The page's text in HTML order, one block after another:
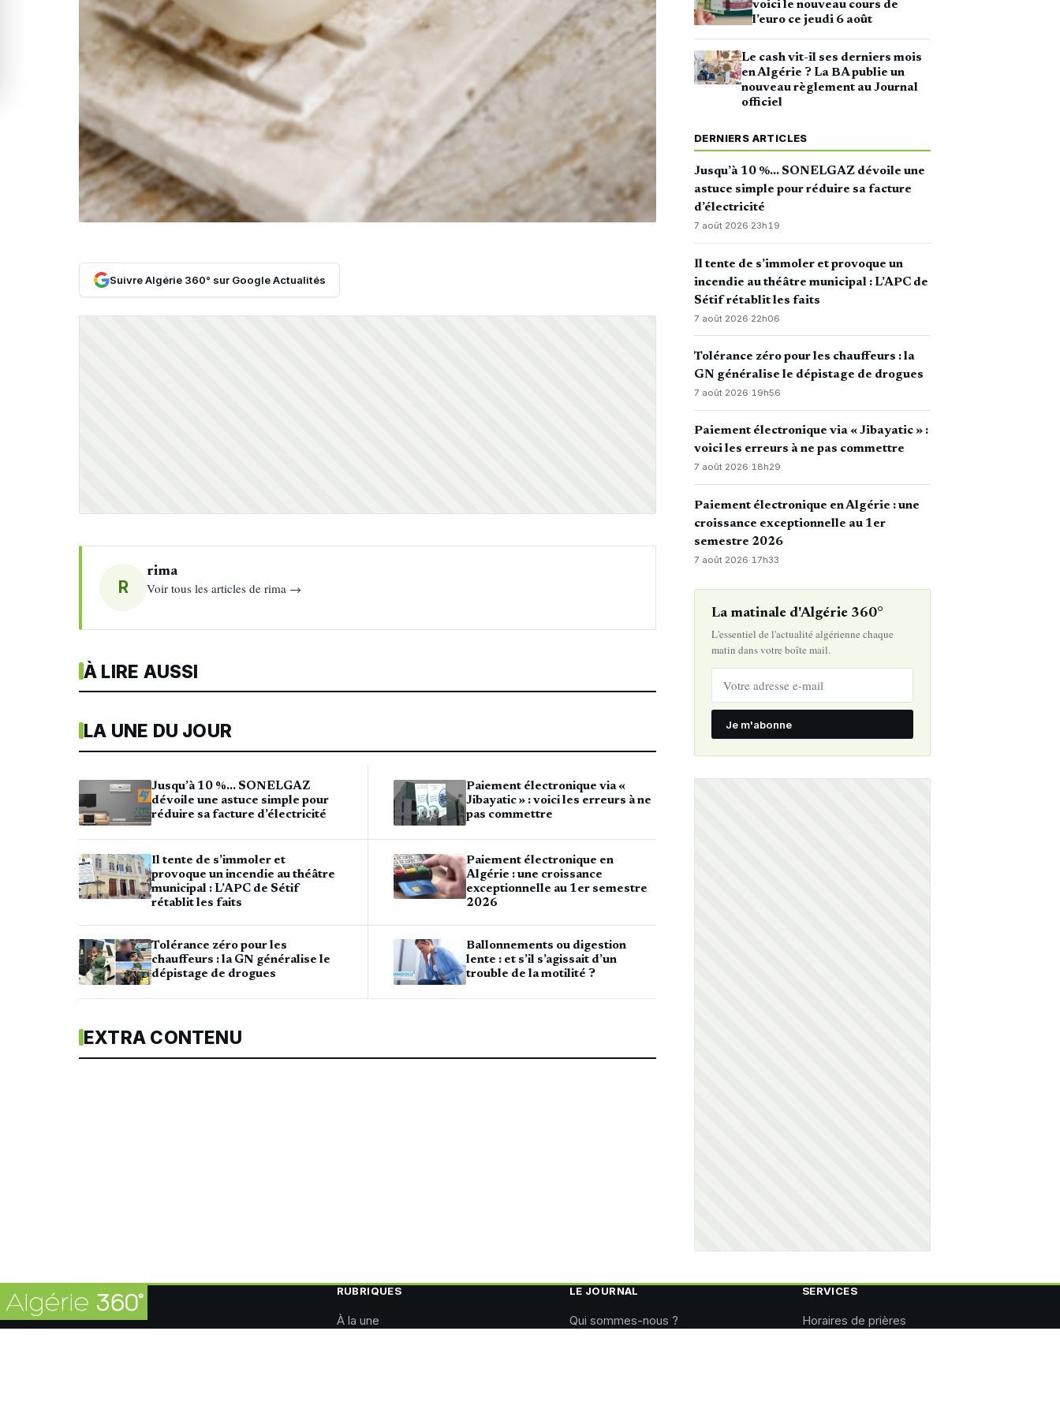
Suivre Algérie 360° sur Google Actualités
R
rima
Voir tous les articles de rima →
À LIRE AUSSI
LA UNE DU JOUR
Jusqu’à 10 %… SONELGAZ
dévoile une astuce simple pour
réduire sa facture d’électricité
Il tente de s’immoler et
provoque un incendie au théâtre
municipal : L’APC de Sétif
rétablit les faits
Tolérance zéro pour les
chauffeurs : la GN généralise le
dépistage de drogues
Paiement électronique via «
Jibayatic » : voici les erreurs à ne
pas commettre
Paiement électronique en
Algérie : une croissance
exceptionnelle au 1er semestre
2026
Ballonnements ou digestion
lente : et s’il s’agissait d’un
trouble de la motilité ?
EXTRA CONTENU
voici le nouveau cours de
l’euro ce jeudi 6 août
Le cash vit-il ses derniers mois
en Algérie ? La BA publie un
nouveau règlement au Journal
officiel
DERNIERS ARTICLES
Jusqu’à 10 %… SONELGAZ dévoile une
astuce simple pour réduire sa facture
d’électricité
7 août 2026·23h19
Il tente de s’immoler et provoque un
incendie au théâtre municipal : L’APC de
Sétif rétablit les faits
7 août 2026·22h06
Tolérance zéro pour les chauffeurs : la
GN généralise le dépistage de drogues
7 août 2026·19h56
Paiement électronique via « Jibayatic » :
voici les erreurs à ne pas commettre
7 août 2026·18h29
Paiement électronique en Algérie : une
croissance exceptionnelle au 1er
semestre 2026
7 août 2026· 17h33
La matinale d'Algérie 360°
L'essentiel de l'actualité algérienne chaque
matin dans votre boîte mail.
Je m'abonne
RUBRIQUES
À la une
LE JOURNAL
Qui sommes-nous ?
SERVICES
Horaires de prières